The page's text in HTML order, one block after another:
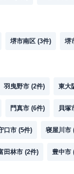
堺市南区 (3件) 堺
羽曳野市 (2件) 東大
門真市 (6件) 貝塚
口市 (5件) 寝屋川市
田林市 (2件) 豊中市